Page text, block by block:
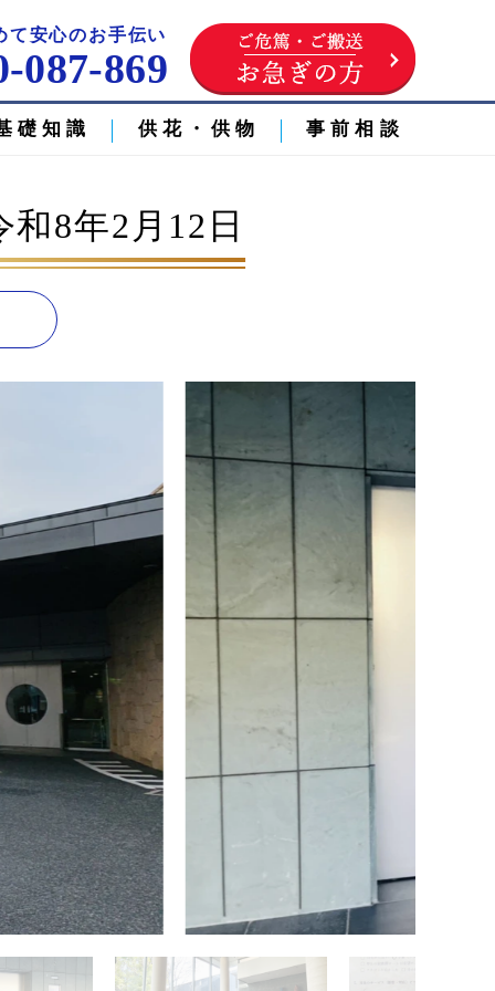
て安心のお手伝い
087-869
礎知識 供花・供物 事前相談
8年2月12日